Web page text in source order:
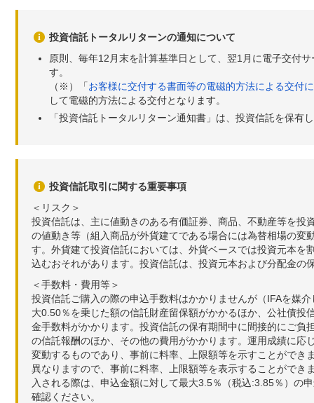
投資信託トータルリターンの通知について
原則、毎年12月末を計算基準日として、翌1月に電子交付
す。
（※）「お客様に交付する書面等の電磁的方法による交付
して電磁的方法による交付となります。
「投資信託トータルリターン通知書」は、投資信託を保有
投資信託取引に関する重要事項
＜リスク＞
投資信託は、主に値動きのある有価証券、商品、不動産等を
の値動き等（組入商品が外貨建てである場合には為替相場の
す。外貨建て投資信託においては、外貨ベースでは投資元本
込むおそれがあります。投資信託は、投資元本および分配金の
＜手数料・費用等＞
投資信託ご購入の際の申込手数料はかかりませんが（IFAを媒
大0.50％を乗じた額の信託財産留保額がかかるほか、公社債
金手数料がかかります。投資信託の保有期間中に間接的にご
の信託報酬のほか、その他の費用がかかります。運用成績に
変動するものであり、事前に料率、上限額等を示すことがで
異なりますので、事前に料率、上限額等を表示することがで
入される際は、申込金額に対して最大3.5％（税込:3.85％）の
確認ください。